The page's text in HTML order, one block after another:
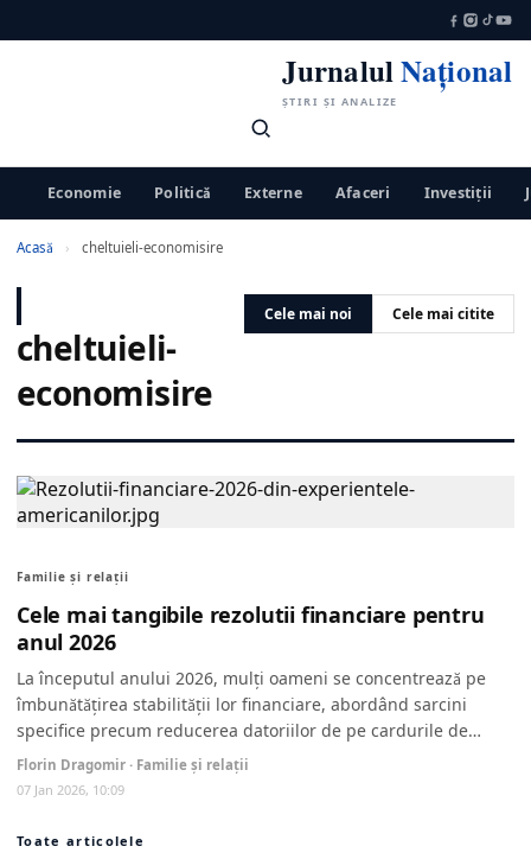
JurnalulNațional
ȘTIRI ȘI ANALIZE
Economie Politică Externe Afaceri Investiții
Acasă › cheltuieli-economisire
cheltuieli-
economisire
Cele mai noi Cele mai citite
Familie și relații
Cele mai tangibile rezolutii financiare pentru
anul 2026
La începutul anului 2026, mulți oameni se concentrează pe
îmbunătățirea stabilităţii lor financiare, abordând sarcini
specifice precum reducerea datoriilor de pe cardurile de
credit și...
Florin Dragomir · Familie și relații
07 Jan 2026, 10:09
Toate articolele